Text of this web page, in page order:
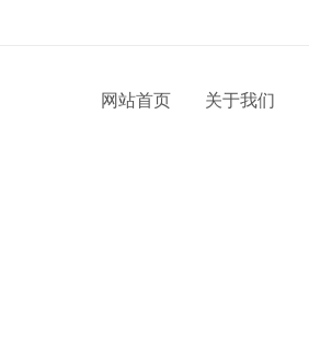
网站首页 关于我们